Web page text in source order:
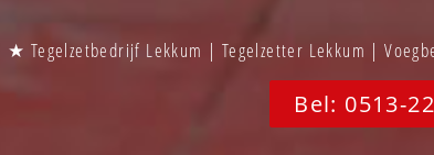
★ Tegelzetbedrijf Lekkum | Tegelzetter Lekkum |
Bel: 0513-